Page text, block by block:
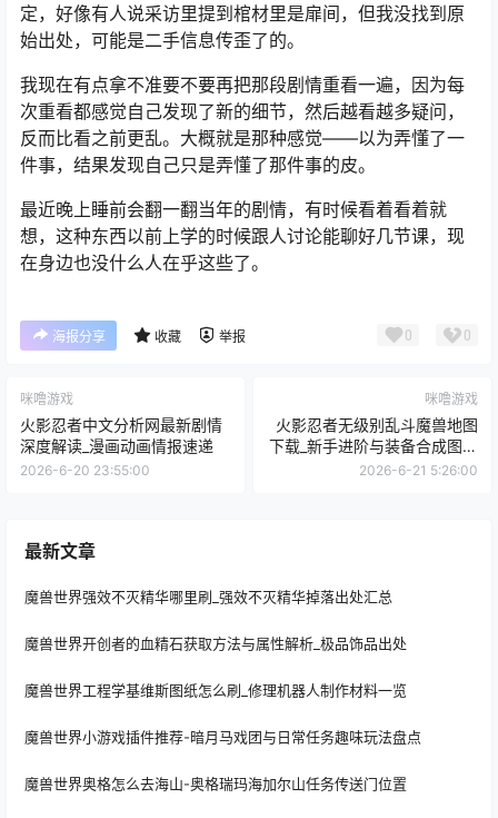
定，好像有人说采访里提到棺材里是扉间，但我没找到原
始出处，可能是二手信息传歪了的。
我现在有点拿不准要不要再把那段剧情重看一遍，因为每
次重看都感觉自己发现了新的细节，然后越看越多疑问，
反而比看之前更乱。大概就是那种感觉——以为弄懂了一
件事，结果发现自己只是弄懂了那件事的皮。
最近晚上睡前会翻一翻当年的剧情，有时候看着看着就
想，这种东西以前上学的时候跟人讨论能聊好几节课，现
在身边也没什么人在乎这些了。
海报分享 收藏 举报 0 0
咪噜游戏
火影忍者中文分析网最新剧情
深度解读_漫画动画情报速递
2026-6-20 23:55:00
咪噜游戏
火影忍者无级别乱斗魔兽地图
下载_新手进阶与装备合成图文
教程
2026-6-21 5:26:00
最新文章
魔兽世界强效不灭精华哪里刷_强效不灭精华掉落出处汇总
魔兽世界开创者的血精石获取方法与属性解析_极品饰品出处
魔兽世界工程学基维斯图纸怎么刷_修理机器人制作材料一览
魔兽世界小游戏插件推荐-暗月马戏团与日常任务趣味玩法盘点
魔兽世界奥格怎么去海山-奥格瑞玛海加尔山任务传送门位置